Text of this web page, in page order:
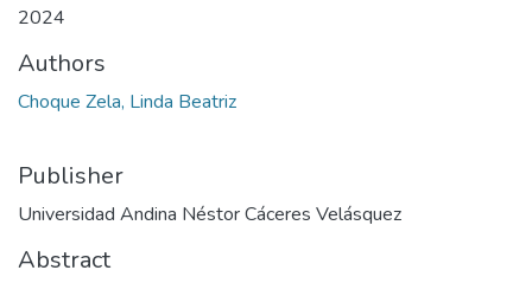
2024
Authors
Choque Zela, Linda Beatriz
Publisher
Universidad Andina Néstor Cáceres Velásquez
Abstract